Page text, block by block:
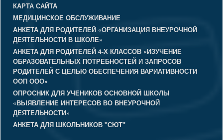
КАРТА САЙТА
МЕДИЦИНСКОЕ ОБСЛУЖИВАНИЕ
АНКЕТА ДЛЯ РОДИТЕЛЕЙ «ОРГАНИЗАЦИЯ ВНЕУРОЧНОЙ
ДЕЯТЕЛЬНОСТИ В ШКОЛЕ»
АНКЕТА ДЛЯ РОДИТЕЛЕЙ 4-Х КЛАССОВ «ИЗУЧЕНИЕ
ОБРАЗОВАТЕЛЬНЫХ ПОТРЕБНОСТЕЙ И ЗАПРОСОВ
РОДИТЕЛЕЙ С ЦЕЛЬЮ ОБЕСПЕЧЕНИЯ ВАРИАТИВНОСТИ
ООП ООО»
ОПРОСНИК ДЛЯ УЧЕНИКОВ ОСНОВНОЙ ШКОЛЫ
«ВЫЯВЛЕНИЕ ИНТЕРЕСОВ ВО ВНЕУРОЧНОЙ
ДЕЯТЕЛЬНОСТИ»
АНКЕТА ДЛЯ ШКОЛЬНИКОВ "СЮТ"